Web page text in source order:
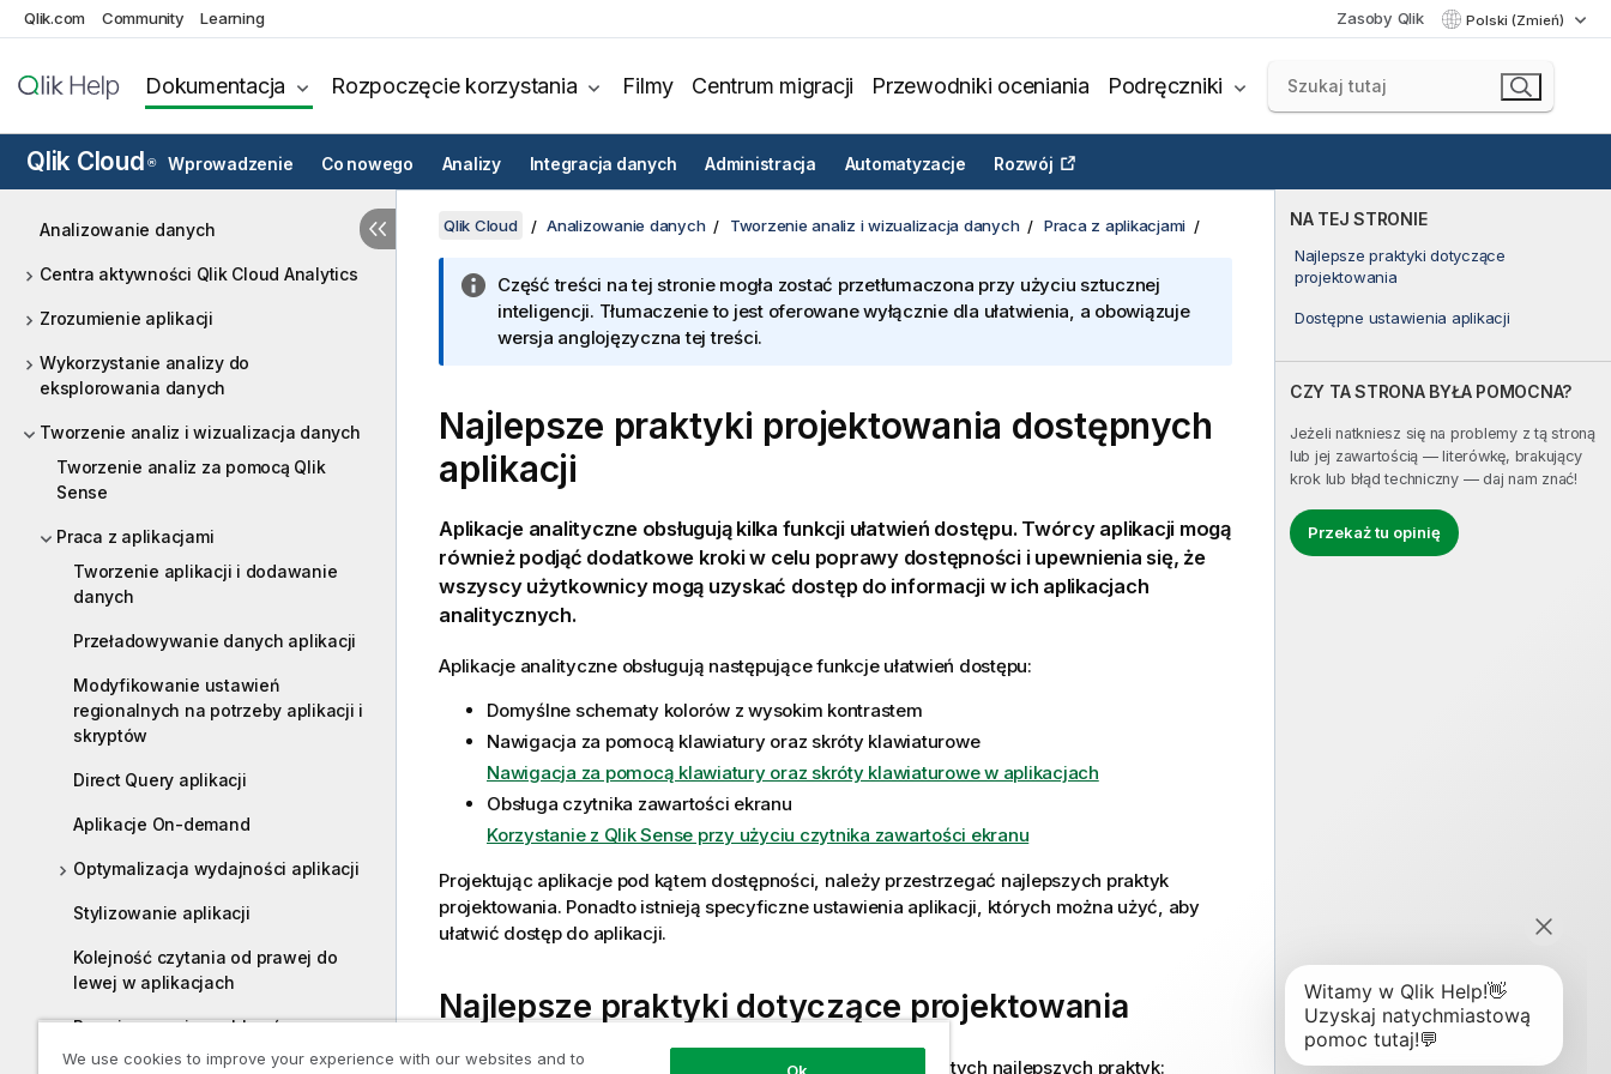
Qlik.com Community Learning Zasoby Qlik Polski (Zmień)
Dokumentacja Rozpoczęcie korzystania Filmy Centrum migracji Przewodniki oceniania Podręczniki
Qlik Cloud ® Wprowadzenie Co nowego Analizy Integracja danych Administracja Automatyzacje Rozwój
Analizowanie danych
Centra aktywności Qlik Cloud Analytics
Zrozumienie aplikacji
Wykorzystanie analizy do
eksplorowania danych
Tworzenie analiz i wizualizacja danych
Tworzenie analiz za pomocą Qlik
Sense
Praca z aplikacjami
Tworzenie aplikacji i dodawanie
danych
Przeładowywanie danych aplikacji
Modyfikowanie ustawień
regionalnych na potrzeby aplikacji i
skryptów
Direct Query aplikacji
Aplikacje On-demand
Optymalizacja wydajności aplikacji
Stylizowanie aplikacji
Kolejność czytania od prawej do
lewej w aplikacjach
Rozwiązywanie problemów —
tworzenie aplikacji
NA TEJ STRONIE
Najlepsze praktyki dotyczące
projektowania
Dostępne ustawienia aplikacji
CZY TA STRONA BYŁA POMOCNA?
Jeżeli natkniesz się na problemy z tą stroną
lub jej zawartością — literówkę, brakujący
krok lub błąd techniczny — daj nam znać!
Przekaż tu opinię
Qlik Cloud Analizowanie danych Tworzenie analiz i wizualizacja danych Praca z aplikacjami
Część treści na tej stronie mogła zostać przetłumaczona przy użyciu sztucznej
inteligencji. Tłumaczenie to jest oferowane wyłącznie dla ułatwienia, a obowiązuje
wersja anglojęzyczna tej treści.
Najlepsze praktyki projektowania dostępnych
aplikacji
Aplikacje analityczne obsługują kilka funkcji ułatwień dostępu. Twórcy aplikacji mogą
również podjąć dodatkowe kroki w celu poprawy dostępności i upewnienia się, że
wszyscy użytkownicy mogą uzyskać dostęp do informacji w ich aplikacjach
analitycznych.
Aplikacje analityczne obsługują następujące funkcje ułatwień dostępu:
Domyślne schematy kolorów z wysokim kontrastem
Nawigacja za pomocą klawiatury oraz skróty klawiaturowe
Nawigacja za pomocą klawiatury oraz skróty klawiaturowe w aplikacjach
Obsługa czytnika zawartości ekranu
Korzystanie z Qlik Sense przy użyciu czytnika zawartości ekranu
Projektując aplikacje pod kątem dostępności, należy przestrzegać najlepszych praktyk
projektowania. Ponadto istnieją specyficzne ustawienia aplikacji, których można użyć, aby
ułatwić dostęp do aplikacji.
Najlepsze praktyki dotyczące projektowania
Podczas projektowania pod kątem dostępności przestrzegaj tych najlepszych praktyk:
We use cookies to improve your experience with our websites and to